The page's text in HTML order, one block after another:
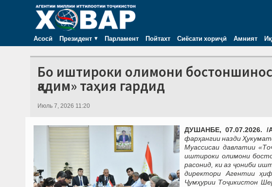
Асосӣ Президент Парламент Пойтахт Сиёсати хориҷӣ Амният
Бо иштироки олимони
қадим» таҳия гардид
Июль 7, 2026 11:20
ДУШАНБЕ, 07.07.2026. /
фарҳангии назди
Муассисаи давлатии
иштироки олимони
расонид, ки аз ҷониби
директори Агентии
Ҷумҳурии Тоҷикистон